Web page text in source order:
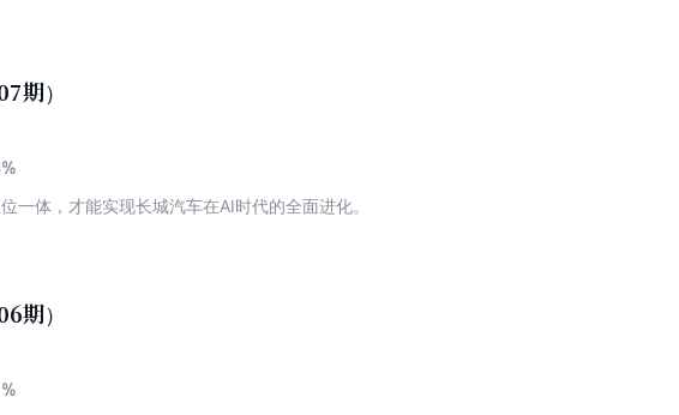
）权威验证、覆盖全球30多个国家和地区的Seabee（海蜂）系列机型，正由美国天空实业
核心优势，直击中国通航产业机场少、投入大、周期长的核心痛点。 这不仅是一款经典机
的深度纠偏。本文通过深度专访，为您揭示天空实业如何重构通航产业新生态的核心密
期）
一体，才能实现长城汽车在AI时代的全面进化。
期）